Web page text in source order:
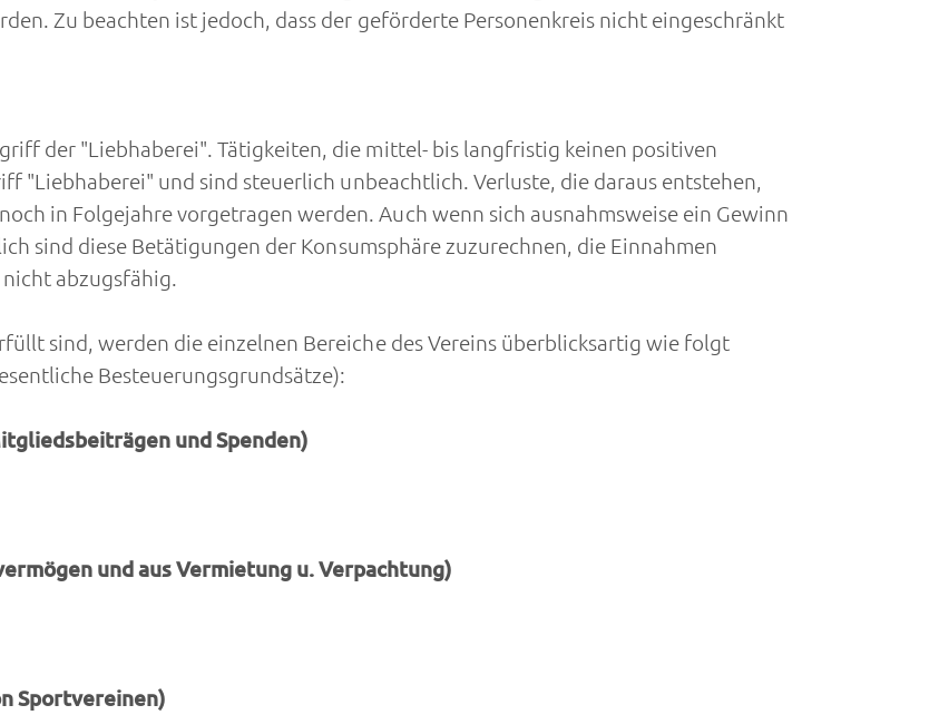
Zu beachten ist jedoch, dass der geförderte Personenkreis nicht eingeschränkt
der "Liebhaberei". Tätigkeiten, die mittel- bis langfristig keinen positiven
"Liebhaberei" und sind steuerlich unbeachtlich. Verluste, die daraus entstehen,
in Folgejahre vorgetragen werden. Auch wenn sich ausnahmsweise ein Gewinn
sind diese Betätigungen der Konsumsphäre zuzurechnen, die Einnahmen
abzugsfähig.
sind, werden die einzelnen Bereiche des Vereins überblicksartig wie folgt
Besteuerungsgrundsätze):
und Spenden)
und aus Vermietung u. Verpachtung)
Sportvereinen)